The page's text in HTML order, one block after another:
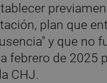
plan que
y que no
febrero de 2025
CHJ.